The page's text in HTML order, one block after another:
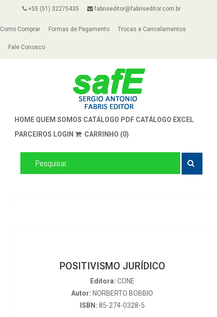
+55 (51) 32275435 fabriseditor@fabriseditor.com.br
Como Comprar Formas de Pagamento Trocas e Cancelamentos
Fale Conosco
HOME QUEM SOMOS CATÁLOGO PDF CATÁLOGO EXCEL
PARCEIROS LOGIN CARRINHO (0)
POSITIVISMO JURÍDICO
Editora: CONE
Autor: NORBERTO BOBBIO
ISBN: 85-274-0328-5